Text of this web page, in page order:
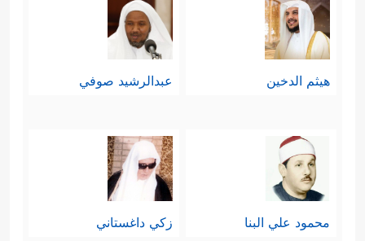
هيثم الدخين عبدالرشيد صوفي
محمود علي البنا زكي داغستاني